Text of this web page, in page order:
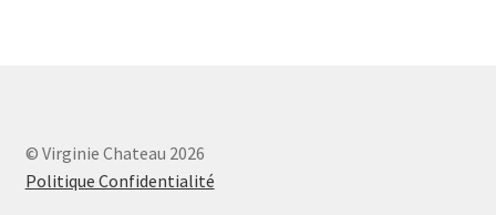
© Virginie Chateau 2026
Politique Confidentialité